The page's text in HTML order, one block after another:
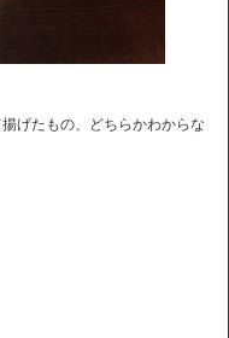
げたもの、どちらかわからな